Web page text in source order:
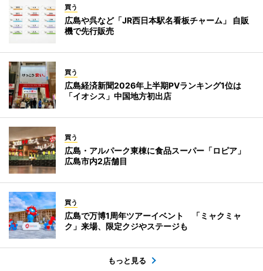
買う
広島や呉など「JR西日本駅名看板チャーム」 自販
機で先行販売
買う
広島経済新聞2026年上半期PVランキング1位は
「イオシス」中国地方初出店
買う
広島・アルパーク東棟に食品スーパー「ロピア」
広島市内2店舗目
買う
広島で万博1周年ツアーイベント 「ミャクミャ
ク」来場、限定クジやステージも
もっと見る